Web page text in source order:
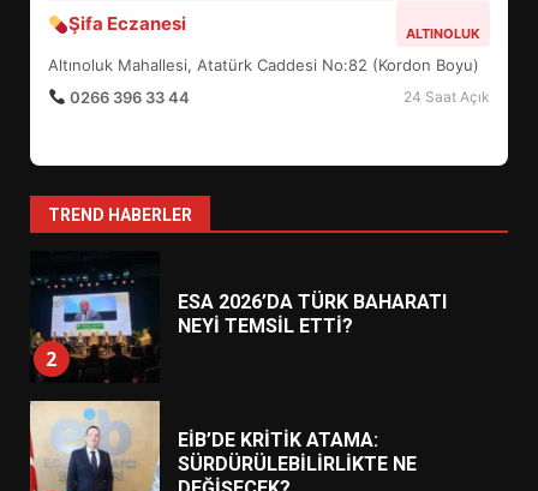
Şifa Eczanesi ALTINOLUK
Altınoluk Mahallesi, Atatürk Caddesi No:82 (Kordon Boyu)
0266 396 33 44
24 Saat Açık
TREND HABERLER
7
YENİ YÖNETİM NASIL
ŞEKİLLENDİ?
1
HAREKETE GEÇİYOR: GÖZLER
2
ESA 2026’DA TÜRK BAHARATI
NEYİ TEMSİL ETTİ?
EİB’DE KRİTİK ATAMA:
SÜRDÜRÜLEBİLİRLİKTE NE